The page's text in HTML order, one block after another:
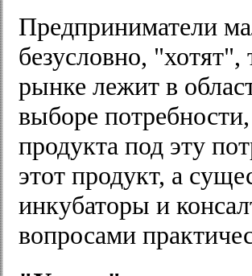
Предприниматели
безусловно,
рынке лежит в
выборе
продукта под эту
этот продукт, а
инкубаторы и
вопросами